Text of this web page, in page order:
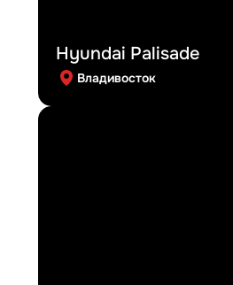
Hyundai Palisade
Владивосток